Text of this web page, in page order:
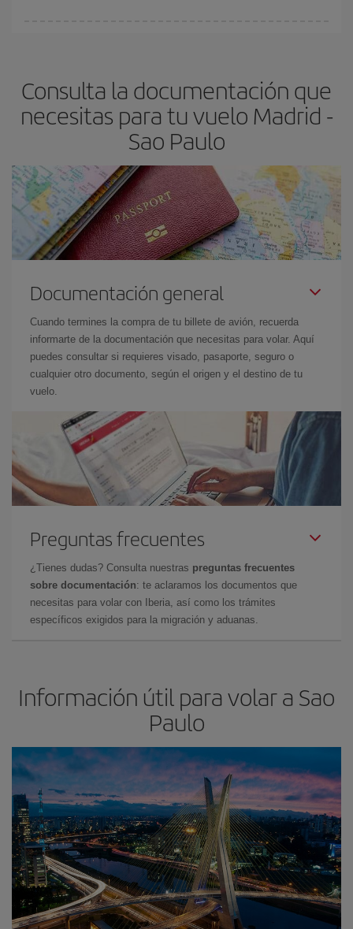
Consulta la documentación que
necesitas para tu vuelo Madrid -
Sao Paulo
Documentación general
Cuando termines la compra de tu billete de avión, recuerda
informarte de la documentación que necesitas para volar. Aquí
puedes consultar si requieres visado, pasaporte, seguro o
cualquier otro documento, según el origen y el destino de tu
vuelo.
Preguntas frecuentes
¿Tienes dudas? Consulta nuestras preguntas frecuentes
sobre documentación: te aclaramos los documentos que
necesitas para volar con Iberia, así como los trámites
específicos exigidos para la migración y aduanas.
Información útil para volar a Sao
Paulo